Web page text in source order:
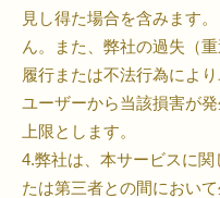
見し得た場合を含みます
ん。また、弊社の過失（
履行または不法行為によ
ユーザーから当該損害が
上限とします。
4.弊社は、本サービスに
たは第三者との間におい